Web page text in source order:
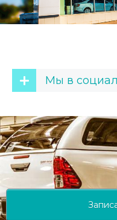
Мы в